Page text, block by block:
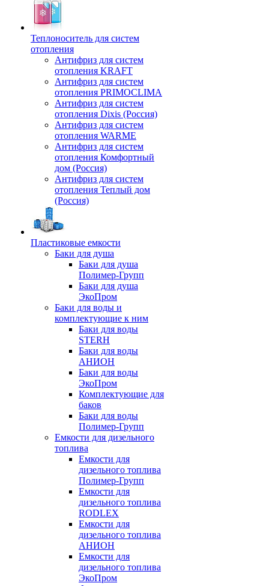
Теплоноситель для систем
отопления
Антифриз для систем
отопления KRAFT
Антифриз для систем
отопления PRIMOCLIMA
Антифриз для систем
отопления Dixis (Россия)
Антифриз для систем
отопления WARME
Антифриз для систем
отопления Комфортный
дом (Россия)
Антифриз для систем
отопления Теплый дом
(Россия)
Пластиковые емкости
Баки для душа
Баки для душа
Полимер-Групп
Баки для душа
ЭкоПром
Баки для воды и
комплектующие к ним
Баки для воды
STERH
Баки для воды
АНИОН
Баки для воды
ЭкоПром
Комплектующие для
баков
Баки для воды
Полимер-Групп
Емкости для дизельного
топлива
Емкости для
дизельного топлива
Полимер-Групп
Емкости для
дизельного топлива
RODLEX
Емкости для
дизельного топлива
АНИОН
Емкости для
дизельного топлива
ЭкоПром